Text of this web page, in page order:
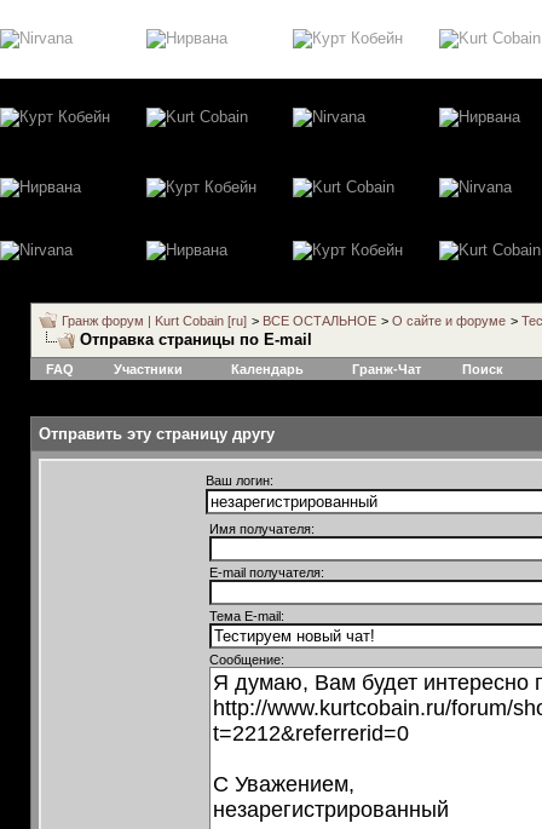
Гранж форум | Kurt Cobain [ru] > ВСЕ ОСТАЛЬНОЕ > О сайте и форуме >
Отправка страницы по E-mail
FAQ Участники Календарь Гранж-Чат Поиск
Отправить эту страницу другу
Ваш логин:
Имя получателя:
E-mail получателя:
Тема E-mail:
Сообщение: